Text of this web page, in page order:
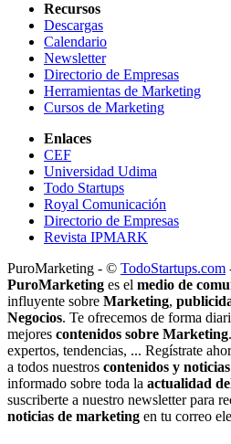
Recursos
Descargas
Calendario
Newsletter
Directorio de Empresas
Herramientas de Marketing
Cursos de Marketing
Enlaces
CEF
Universidad Udima
Todo Startups
Royal Comunicación
Directorio de Empresas
Revista IPMARK
PuroMarketing - © TodoStartups.com
PuroMarketing es el medio de
influyente sobre Marketing,
Negocios. Te ofrecemos de forma
mejores contenidos sobre Marketing
expertos, tendencias, ... Regístrate
a todos nuestros contenidos y noticias
informado sobre toda la actualidad
suscriberte a nuestro newsletter para
noticias de marketing en tu correo